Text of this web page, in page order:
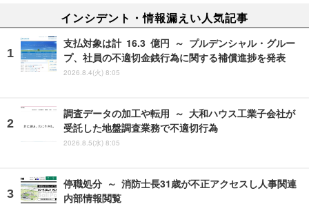
インシデント・情報漏えい人気記事
支払対象は計 16.3 億円 ～ プルデンシャル・グルー
プ、社員の不適切金銭行為に関する補償進捗を発表
2026.8.4(火) 8:05
調査データの加工や転用 ～ 大和ハウス工業子会社が
受託した地盤調査業務で不適切行為
2026.8.5(水) 8:05
停職処分 ～ 消防士長31歳が不正アクセスし人事関連
内部情報閲覧